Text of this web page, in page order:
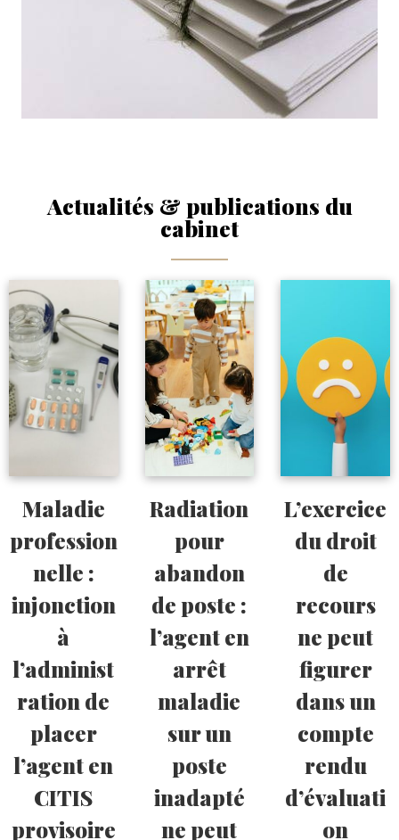
Actualités & publications du
cabinet
Maladie
profession
nelle :
injonction
à
l’administ
ration de
placer
l’agent en
CITIS
provisoire
Radiation
pour
abandon
de poste :
l’agent en
arrêt
maladie
sur un
poste
inadapté
ne peut
L’exercice
du droit
de
recours
ne peut
figurer
dans un
compte
rendu
d’évaluati
on